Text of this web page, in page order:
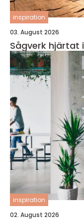
inspiration
03. August 2026
Sågverk
inspiration
02. August 2026